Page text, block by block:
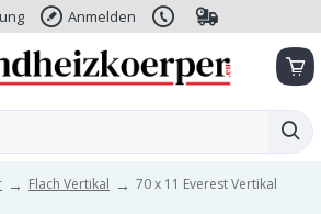
Anmelden
Flach Vertikal 70 x 11 Everest Vertikal